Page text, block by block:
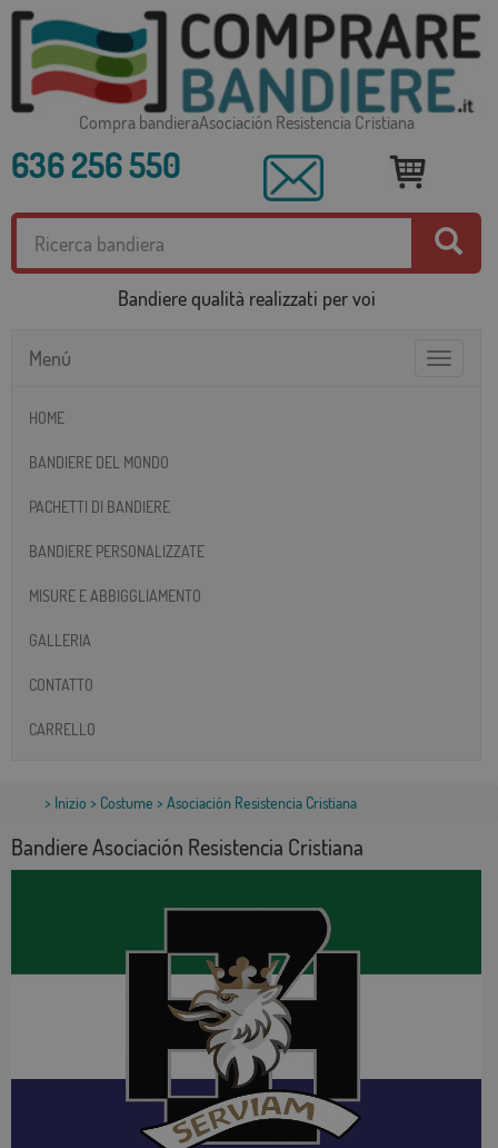
Compra bandieraAsociación Resistencia Cristiana
636 256 550
Bandiere qualità realizzati per voi
Toggle
Menú
HOME
BANDIERE DEL MONDO
PACHETTI DI BANDIERE
BANDIERE PERSONALIZZATE
MISURE E ABBIGGLIAMENTO
GALLERIA
CONTATTO
CARRELLO
> Inizio > Costume > Asociación Resistencia Cristiana
Bandiere Asociación Resistencia Cristiana